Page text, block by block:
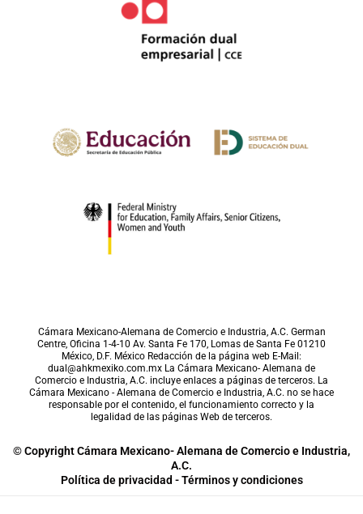
Cámara Mexicano-Alemana de Comercio e Industria, A.C. German
Centre, Oficina 1-4-10 Av. Santa Fe 170, Lomas de Santa Fe 01210
México, D.F. México Redacción de la página web E-Mail:
dual@ahkmexiko.com.mx La Cámara Mexicano- Alemana de
Comercio e Industria, A.C. incluye enlaces a páginas de terceros. La
Cámara Mexicano - Alemana de Comercio e Industria, A.C. no se hace
responsable por el contenido, el funcionamiento correcto y la
legalidad de las páginas Web de terceros.
© Copyright Cámara Mexicano- Alemana de Comercio e Industria,
A.C.
Política de privacidad - Términos y condiciones